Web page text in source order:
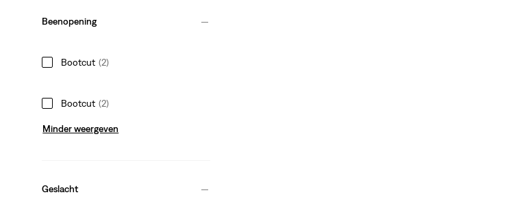
Beenopening
Bootcut (2)
Bootcut (2)
Minder weergeven
Geslacht